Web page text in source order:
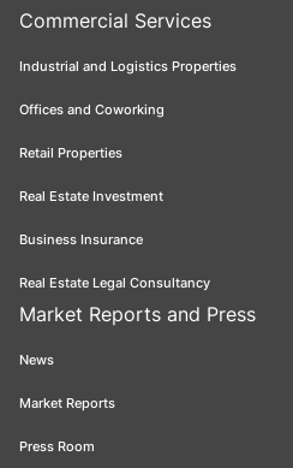
Commercial Services
Industrial and Logistics Properties
Offices and Coworking
Retail Properties
Real Estate Investment
Business Insurance
Real Estate Legal Consultancy
Market Reports and Press
News
Market Reports
Press Room